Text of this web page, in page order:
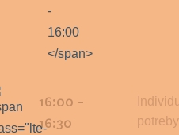
16:00 -
16:30